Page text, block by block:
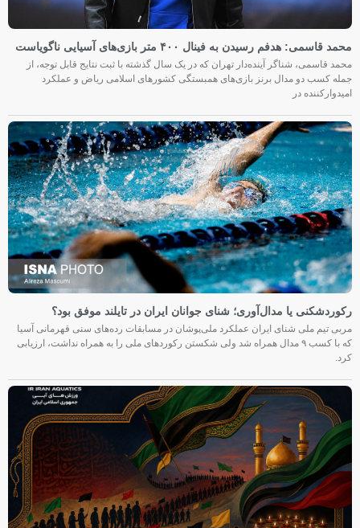
محمد قاسمی: هدفم رسیدن به فینال ۴۰۰ متر بازی‌های آسیایی ناگویاست
محمد قاسمی، شناگر آینده‌دار تهران که در یک سال گذشته با ثبت نتایج قابل توجه، از
جمله کسب دو مدال برنز بازی‌های همبستگی کشورهای اسلامی ریاض و عملکرد
امیدوارکننده در
رکوردشکنی یا مدال‌آوری؛ شنای جوانان ایران در تایلند موفق بود؟
مربی تیم ملی شنای ایران عملکرد ملی‌پوشان در مسابقات رده‌های سنی قهرمانی آسیا
که با کسب ۹ مدال همراه شد ولی شکستن رکوردهای ملی را به همراه نداشت، ارزیابی
کرد.